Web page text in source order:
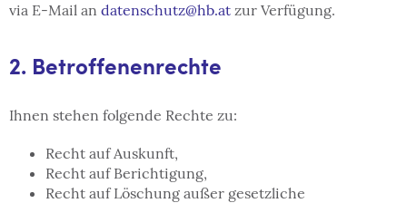
via E-Mail an datenschutz@hb.at zur Verfügung.
2. Betroffenenrechte
Ihnen stehen folgende Rechte zu:
Recht auf Auskunft,
Recht auf Berichtigung,
Recht auf Löschung außer gesetzliche